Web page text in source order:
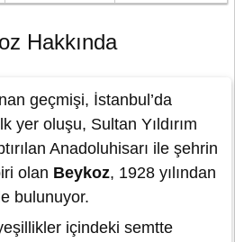
Hakkında
geçmişi, İstanbul’da
yer oluşu, Sultan Yıldırım
Anadoluhisarı ile şehrin
olan Beykoz, 1928 yılından
bulunuyor.
içindeki semtte